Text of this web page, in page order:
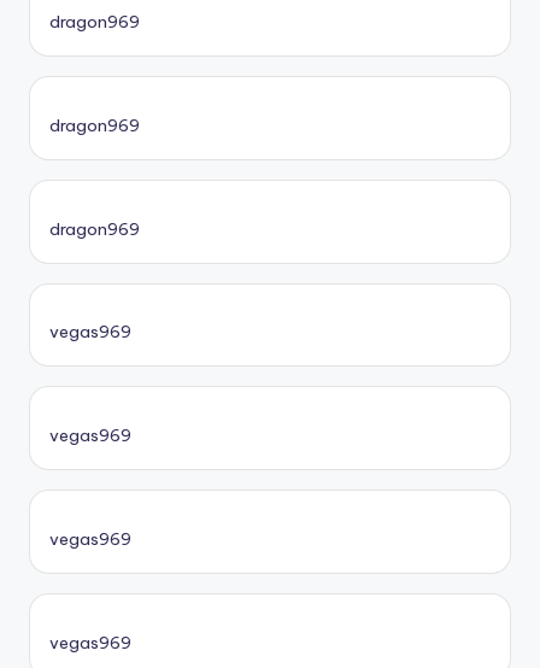
dragon969
dragon969
dragon969
vegas969
vegas969
vegas969
vegas969